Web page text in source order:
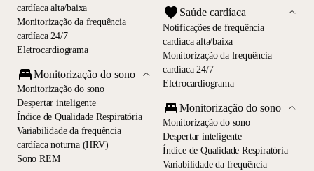
cardíaca alta/baixa
Monitorização da frequência
cardíaca 24/7
Eletrocardiograma
Monitorização do sono
Monitorização do sono
Despertar inteligente
Índice de Qualidade Respiratória
Variabilidade da frequência
cardíaca noturna (HRV)
Sono REM
Saúde cardíaca
Notificações de frequência
cardíaca alta/baixa
Monitorização da frequência
cardíaca 24/7
Eletrocardiograma
Monitorização do sono
Monitorização do sono
Despertar inteligente
Índice de Qualidade Respiratória
Variabilidade da frequência